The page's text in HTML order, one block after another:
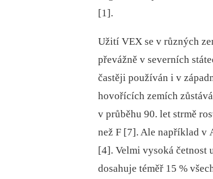
[1].
Užití VEX se v různých
převážně v severních
častěji používán i v
hovořících zemích
v průběhu 90. let strmě
než F [7]. Ale například v
[4]. Velmi vysoká četnost
dosahuje téměř 15 %